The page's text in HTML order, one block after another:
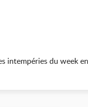
intempéries du week